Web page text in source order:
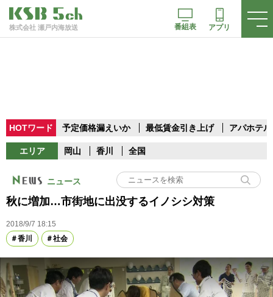
株式会社 瀬戸内海放送 番組表 アプリ
HOTワード 予定価格漏えいか 最低賃金引き上げ アパホテル
エリア 岡山 香川 全国
ニュース
秋に増加…市街地に出没するイノシシ対策
2018/9/7 18:15
香川
社会